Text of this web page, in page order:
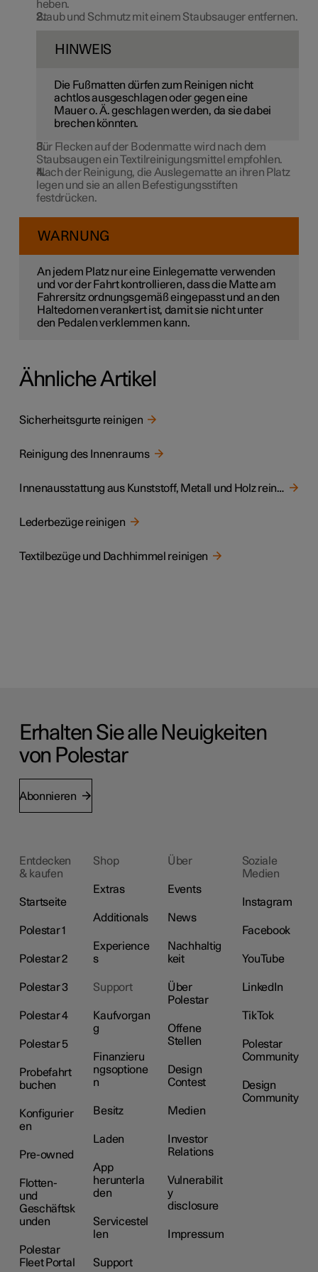
heben.
Staub und Schmutz mit einem Staubsauger entfernen.
HINWEIS
Die Fußmatten dürfen zum Reinigen nicht
achtlos ausgeschlagen oder gegen eine
Mauer o. Ä. geschlagen werden, da sie dabei
brechen könnten.
Für Flecken auf der Bodenmatte wird nach dem
Staubsaugen ein Textilreinigungsmittel empfohlen.
Nach der Reinigung, die Auslegematte an ihren Platz
legen und sie an allen Befestigungsstiften
festdrücken.
WARNUNG
An jedem Platz nur eine Einlegematte verwenden
und vor der Fahrt kontrollieren, dass die Matte am
Fahrersitz ordnungsgemäß eingepasst und an den
Haltedornen verankert ist, damit sie nicht unter
den Pedalen verklemmen kann.
Ähnliche Artikel
Sicherheitsgurte reinigen
Reinigung des Innenraums
Innenausstattung aus Kunststoff, Metall und Holz reinigen
Lederbezüge reinigen
Textilbezüge und Dachhimmel reinigen
Erhalten Sie alle Neuigkeiten
von Polestar
Abonnieren
Entdecken
& kaufen
Startseite
Polestar 1
Polestar 2
Polestar 3
Polestar 4
Polestar 5
Probefahrt
buchen
Konfigurier
en
Pre-owned
Flotten-
und
Geschäftsk
unden
Polestar
Fleet Portal
Shop
Extras
Additionals
Experience
s
Support
Kaufvorgan
g
Finanzieru
ngsoptione
n
Besitz
Laden
App
herunterla
den
Servicestel
len
Support
Über
Events
News
Nachhaltig
keit
Über
Polestar
Offene
Stellen
Design
Contest
Medien
Investor
Relations
Vulnerabilit
y
disclosure
Impressum
Soziale
Medien
Instagram
Facebook
YouTube
LinkedIn
TikTok
Polestar
Community
Design
Community